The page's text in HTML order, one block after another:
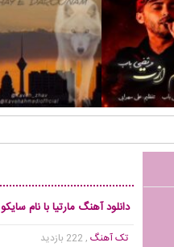
دانلود آهنگ مارتیا با نام سایکو
تک آهنگ, 222 بازدید